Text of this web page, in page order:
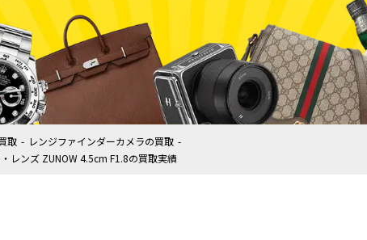
取
レンジファインダーカメラの買取
レンズ ZUNOW 4.5cm F1.8の買取実績